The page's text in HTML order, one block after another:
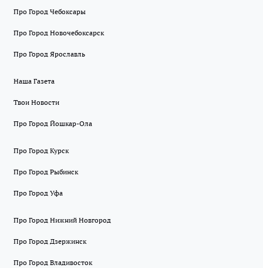
Про Город Чебоксары
Про Город Новочебоксарск
Про Город Ярославль
Наша Газета
Твои Новости
Про Город Йошкар-Ола
Про Город Курск
Про Город Рыбинск
Про Город Уфа
Про Город Нижний Новгород
Про Город Дзержинск
Про Город Владивосток